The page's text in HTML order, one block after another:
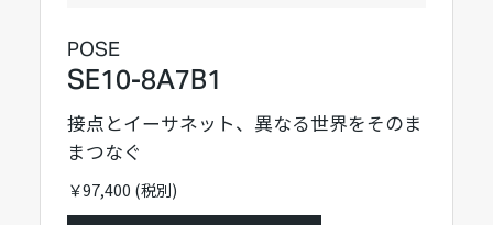
POSE
SE10-8A7B1
接点とイーサネット、異なる世界をそのま
まつなぐ
￥97,400 (税別)